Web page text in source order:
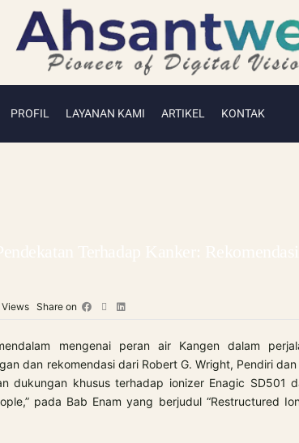
PROFIL LAYANAN KAMI ARTIKEL KONTAK
Views Share on
mengenai peran air Kangen dalam
dan rekomendasi dari Robert G. Wright, Pendiri dan
dukungan khusus terhadap ionizer Enagic SD501
pada Bab Enam yang berjudul “Restructured